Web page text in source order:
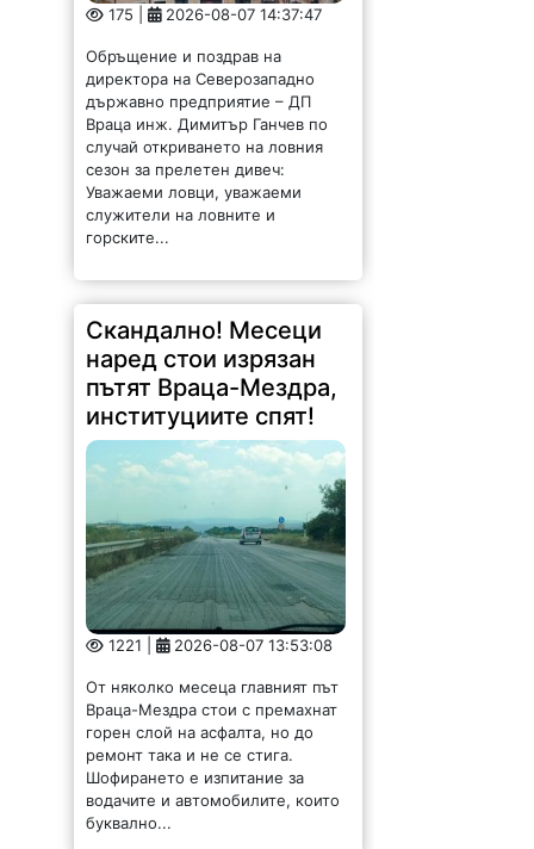
175 | 2026-08-07 14:37:47
Обръщение и поздрав на
директора на Северозападно
държавно предприятие – ДП
Враца инж. Димитър Ганчев по
случай откриването на ловния
сезон за прелетен дивеч:
Уважаеми ловци, уважаеми
служители на ловните и
горските...
Скандално! Месеци
наред стои изрязан
пътят Враца-Мездра,
институциите спят!
1221 | 2026-08-07 13:53:08
От няколко месеца главният път
Враца-Мездра стои с премахнат
горен слой на асфалта, но до
ремонт така и не се стига.
Шофирането е изпитание за
водачите и автомобилите, които
буквално...